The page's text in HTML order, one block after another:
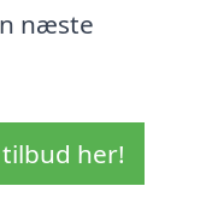
næste
her!